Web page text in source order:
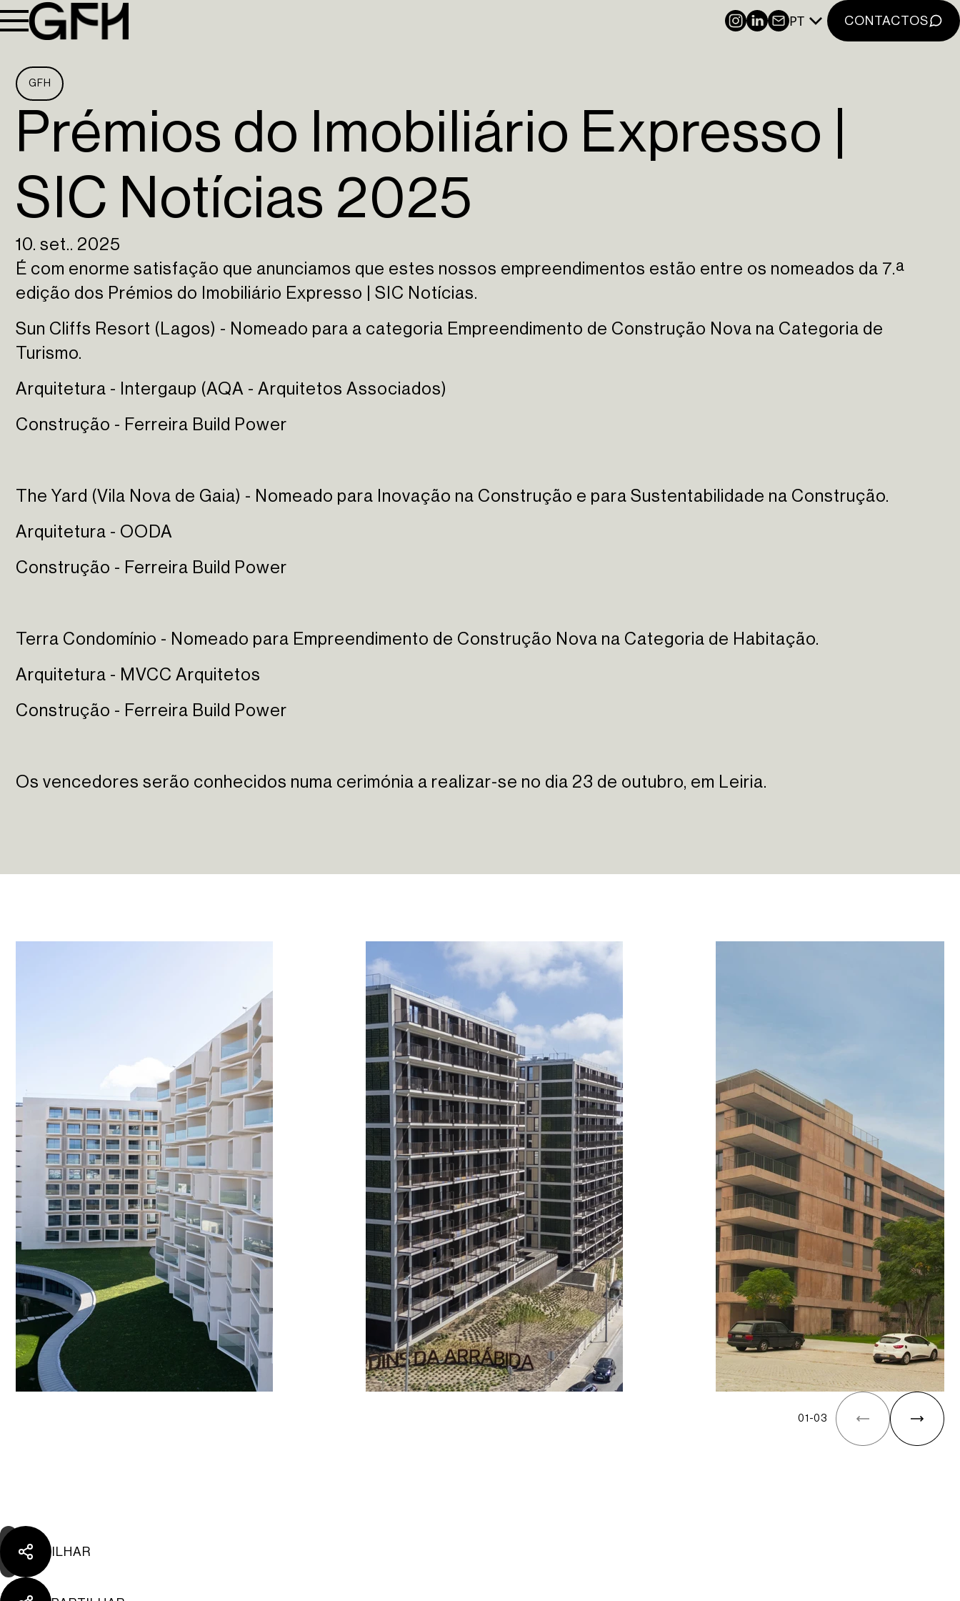
INSTAGRAM
LINKEDIN
NEWSLETTER
PT CONTACTOS
Sun Cliffs Resort
GFH
Prémios do Imobiliário Expresso |
SIC Notícias 2025
10. set.. 2025
É com enorme satisfação que anunciamos que estes nossos empreendimentos estão entre os nomeados da 7.ª
edição dos Prémios do Imobiliário Expresso | SIC Notícias.
Sun Cliffs Resort (Lagos) - Nomeado para a categoria Empreendimento de Construção Nova na Categoria de
Turismo.
Arquitetura - Intergaup (AQA - Arquitetos Associados)
Construção - Ferreira Build Power
The Yard (Vila Nova de Gaia) - Nomeado para Inovação na Construção e para Sustentabilidade na Construção.
Arquitetura - OODA
Construção - Ferreira Build Power
Terra Condomínio - Nomeado para Empreendimento de Construção Nova na Categoria de Habitação.
Arquitetura - MVCC Arquitetos
Construção - Ferreira Build Power
Os vencedores serão conhecidos numa cerimónia a realizar-se no dia 23 de outubro, em Leiria.
01 -03
PARTILHAR